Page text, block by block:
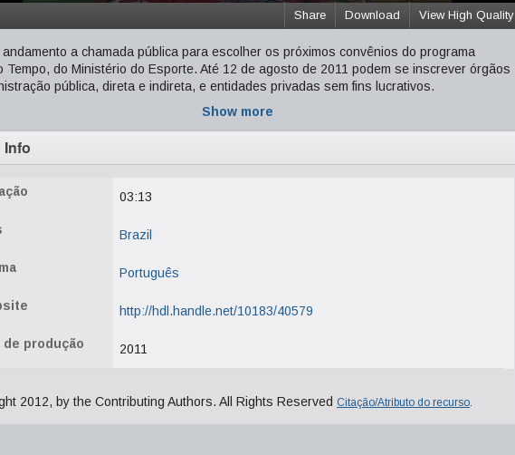
View High Quality
Download
Share
a chamada pública para escolher os próximos convênios do programa
Tempo, do Ministério do Esporte. Até 12 de agosto de 2011 podem se inscrever órgãos
pública, direta e indireta, e entidades privadas sem fins lucrativos.
Show more
Info
03:13
Brazil
Português
http://hdl.handle.net/10183/40579
de produção 2011
2012, by the Contributing Authors. All Rights Reserved Citação/Atributo do recurso.